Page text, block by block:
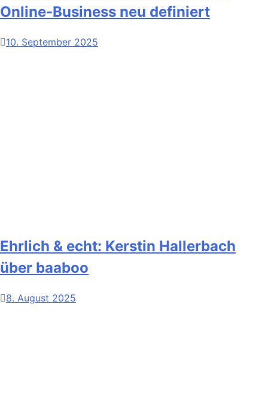
Online-Business neu definiert
10. September 2025
Ehrlich & echt: Kerstin Hallerbach
über baaboo
8. August 2025